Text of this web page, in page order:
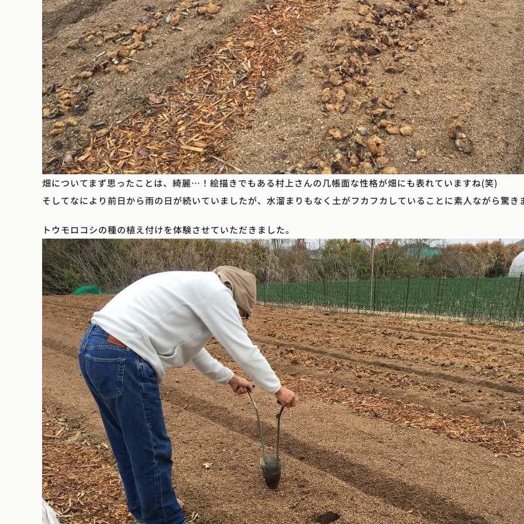
畑についてまず思ったことは、綺麗…！絵描きでもある村上さんの几帳面な性格が畑にも表れていますね(笑)
そしてなにより前日から雨の日が続いていましたが、水溜まりもなく土がフカフカしていることに素人ながら驚き
トウモロコシの種の植え付けを体験させていただきました。